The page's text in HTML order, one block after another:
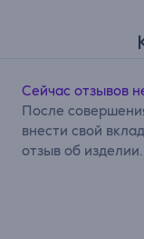
Сейчас отзывов
После
внести свой
отзыв об изделии.